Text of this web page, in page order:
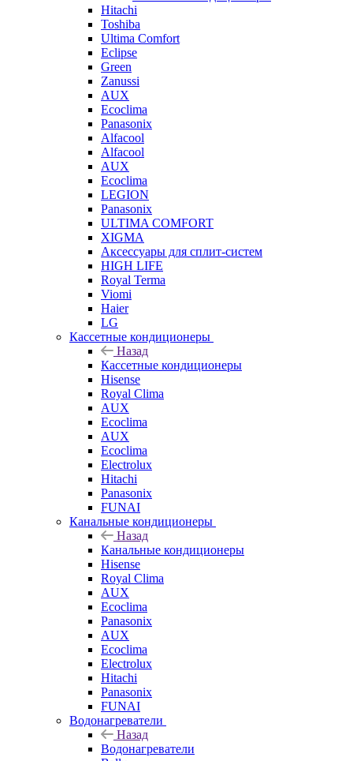
Hitachi
Toshiba
Ultima Comfort
Eclipse
Green
Zanussi
AUX
Ecoclima
Panasonix
Alfacool
Alfacool
AUX
Ecoclima
LEGION
Panasonix
ULTIMA COMFORT
XIGMA
Аксессуары для сплит-систем
HIGH LIFE
Royal Terma
Viomi
Haier
LG
Кассетные кондиционеры
Назад
Кассетные кондиционеры
Hisense
Royal Clima
AUX
Ecoclima
AUX
Ecoclima
Electrolux
Hitachi
Panasonix
FUNAI
Канальные кондиционеры
Назад
Канальные кондиционеры
Hisense
Royal Clima
AUX
Ecoclima
Panasonix
AUX
Ecoclima
Electrolux
Hitachi
Panasonix
FUNAI
Водонагреватели
Назад
Водонагреватели